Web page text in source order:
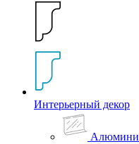
Интерьерный декор